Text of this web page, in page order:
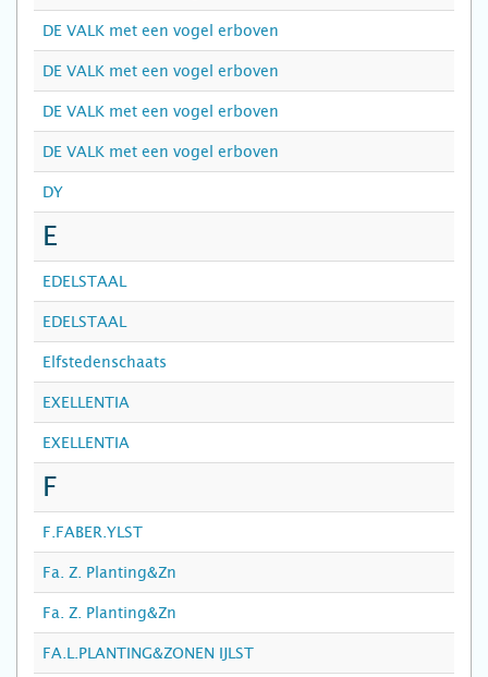
DE VALK met een vogel erboven
DE VALK met een vogel erboven
DE VALK met een vogel erboven
DE VALK met een vogel erboven
DY
E
EDELSTAAL
EDELSTAAL
Elfstedenschaats
EXELLENTIA
EXELLENTIA
F
F.FABER.YLST
Fa. Z. Planting&Zn
Fa. Z. Planting&Zn
FA.L.PLANTING&ZONEN IJLST